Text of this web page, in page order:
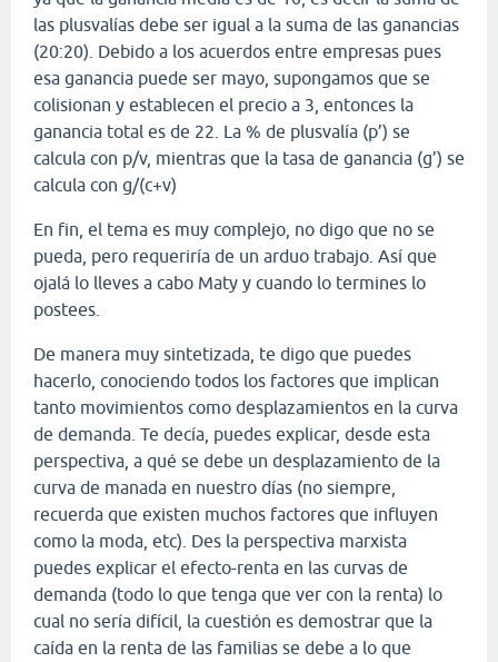
las plusvalías debe ser igual a la suma de las ganancias
(20:20). Debido a los acuerdos entre empresas pues
esa ganancia puede ser mayo, supongamos que se
colisionan y establecen el precio a 3, entonces la
ganancia total es de 22. La % de plusvalía (p’) se
calcula con p/v, mientras que la tasa de ganancia (g’) se
calcula con g/(c+v)
En fin, el tema es muy complejo, no digo que no se
pueda, pero requeriría de un arduo trabajo. Así que
ojalá lo lleves a cabo Maty y cuando lo termines lo
postees.
De manera muy sintetizada, te digo que puedes
hacerlo, conociendo todos los factores que implican
tanto movimientos como desplazamientos en la curva
de demanda. Te decía, puedes explicar, desde esta
perspectiva, a qué se debe un desplazamiento de la
curva de manada en nuestro días (no siempre,
recuerda que existen muchos factores que influyen
como la moda, etc). Des la perspectiva marxista
puedes explicar el efecto-renta en las curvas de
demanda (todo lo que tenga que ver con la renta) lo
cual no sería difícil, la cuestión es demostrar que la
caída en la renta de las familias se debe a lo que